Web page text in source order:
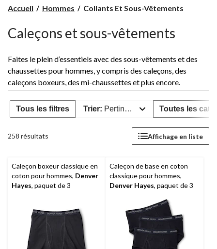
Accueil Hommes
Collants
Vêtements
Collants Et Sous-Vêtements
Caleçons et sous-vêtements
Faites le plein d’essentiels avec des sous-vêtements et des
chaussettes pour hommes, y compris des caleçons, des
caleçons boxeurs, des mi-chaussettes et plus encore.
Tous les filtres Trier: Pertinence Toutes les
258 résultats Affichage en liste
Caleçon boxeur classique en
coton pour hommes, Denver
Hayes, paquet de 3
Caleçon de base en coton
classique pour hommes,
Denver Hayes, paquet de 3